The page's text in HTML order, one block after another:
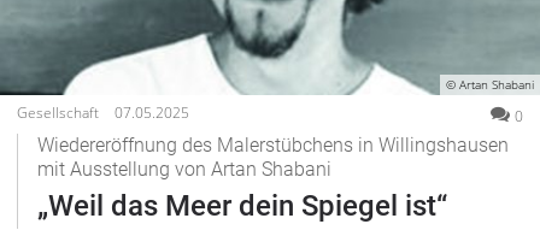
© Artan Shabani
Gesellschaft 07.05.2025 0
Wiedereröffnung des Malerstübchens in Willingshausen
mit Ausstellung von Artan Shabani
„Weil das Meer dein Spiegel ist“